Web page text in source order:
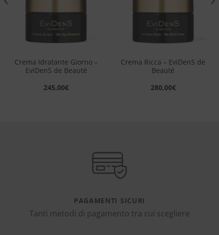
Crema Idratante Giorno –
EviDenS de Beauté
245,00€
Crema Ricca – EviDenS de
Beauté
280,00€
PAGAMENTI SICURI
Tanti metodi di pagamento tra cui scegliere